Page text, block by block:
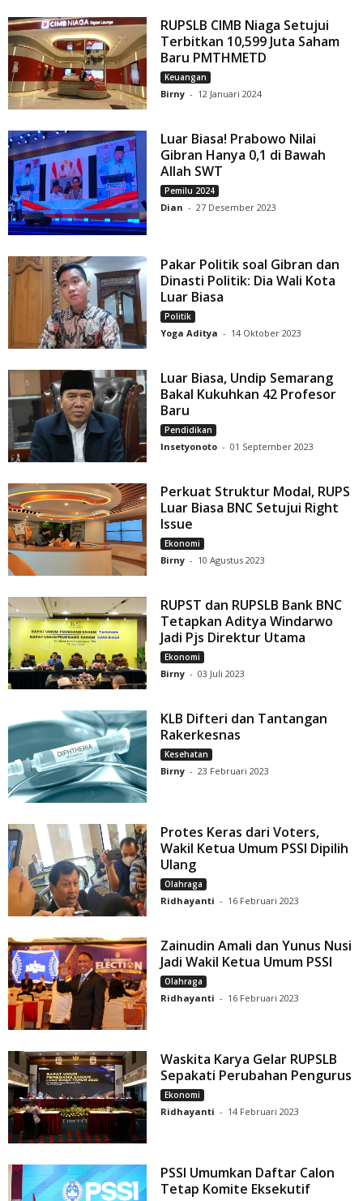
RUPSLB CIMB Niaga Setujui
Terbitkan 10,599 Juta Saham
Baru PMTHMETD
Keuangan
Birny - 12 Januari 2024
Luar Biasa! Prabowo Nilai
Gibran Hanya 0,1 di Bawah
Allah SWT
Pemilu 2024
Dian - 27 Desember 2023
Pakar Politik soal Gibran dan
Dinasti Politik: Dia Wali Kota
Luar Biasa
Politik
Yoga Aditya - 14 Oktober 2023
Luar Biasa, Undip Semarang
Bakal Kukuhkan 42 Profesor
Baru
Pendidikan
Insetyonoto - 01 September 2023
Perkuat Struktur Modal, RUPS
Luar Biasa BNC Setujui Right
Issue
Ekonomi
Birny - 10 Agustus 2023
RUPST dan RUPSLB Bank BNC
Tetapkan Aditya Windarwo
Jadi Pjs Direktur Utama
Ekonomi
Birny - 03 Juli 2023
KLB Difteri dan Tantangan
Rakerkesnas
Kesehatan
Birny - 23 Februari 2023
Protes Keras dari Voters,
Wakil Ketua Umum PSSI Dipilih
Ulang
Olahraga
Ridhayanti - 16 Februari 2023
Zainudin Amali dan Yunus Nusi
Jadi Wakil Ketua Umum PSSI
Olahraga
Ridhayanti - 16 Februari 2023
Waskita Karya Gelar RUPSLB
Sepakati Perubahan Pengurus
Ekonomi
Ridhayanti - 14 Februari 2023
PSSI Umumkan Daftar Calon
Tetap Komite Eksekutif